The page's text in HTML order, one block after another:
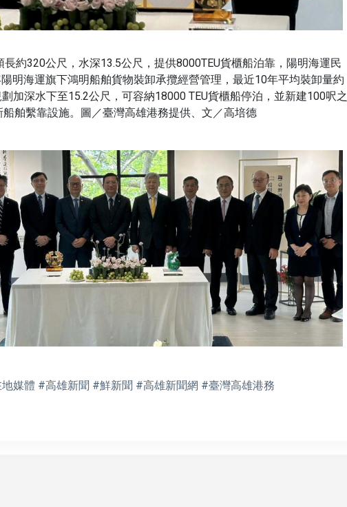
約320公尺，水深13.5公尺，提供8000TEU貨櫃船泊靠，陽明海運民
明海運旗下鴻明船舶貨物裝卸承攬經營管理，最近10年平均裝卸量約
加深水下至15.2公尺，可容納18000 TEU貨櫃船停泊，並新建100呎之
舶繫靠設施。圖／臺灣高雄港務提供、文／高培德
媒體 #高雄新聞 #鮮新聞 #高雄新聞網 #臺灣高雄港務